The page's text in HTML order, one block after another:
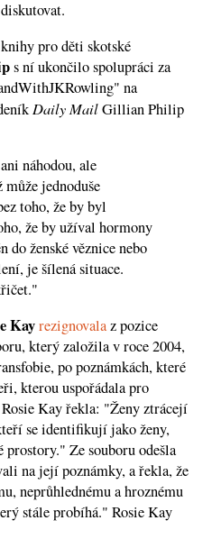
pro děti skotské
s ní ukončilo spolupráci za
na
Daily MailGillian Philip
náhodou, ale
může jednoduše
toho, že by byl
že by užíval hormony
do ženské věznice nebo
je šílená situace.
Kayrezignovalaz pozice
který založila v roce 2004,
po poznámkách, které
kterou uspořádala pro
Kay řekla: "Ženy ztrácejí
se identifikují jako ženy,
prostory." Ze souboru odešla
na její poznámky, a řekla, že
neprůhlednému a hroznému
stále probíhá." Rosie Kay